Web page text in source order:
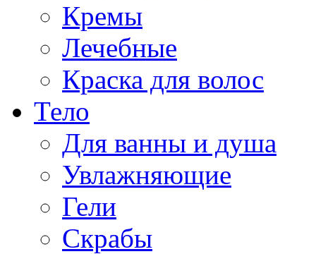
Кремы
Лечебные
Краска для волос
Тело
Для ванны и душа
Увлажняющие
Гели
Скрабы